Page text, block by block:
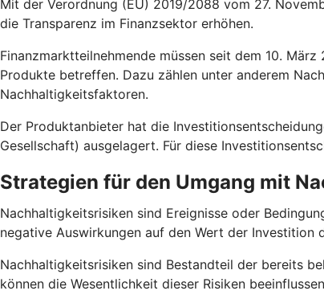
Mit der Verordnung (EU) 2019/2088 vom 27.
die Transparenz im Finanzsektor erhöhen.
Finanzmarktteilnehmende müssen seit dem 10.
Produkte betreffen. Dazu zählen unter anderem
Nachhaltigkeitsfaktoren.
Der Produktanbieter hat die
Gesellschaft) ausgelagert. Für diese
Strategien für den Umgang mit
Nachhaltigkeitsrisiken sind Ereignisse oder
negative Auswirkungen auf den Wert der Investition
Nachhaltigkeitsrisiken sind Bestandteil der bereits
können die Wesentlichkeit dieser Risiken